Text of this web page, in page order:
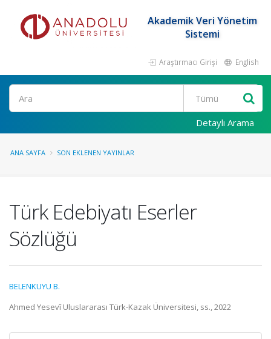
Akademik Veri Yönetim
Sistemi
Araştırmacı Girişi English
Ara
Detaylı Arama
ANA SAYFA SON EKLENEN YAYINLAR
Türk Edebiyatı Eserler
Sözlüğü
BELENKUYU B.
Ahmed Yesevî Uluslararası Türk-Kazak Üniversitesi, ss., 2022